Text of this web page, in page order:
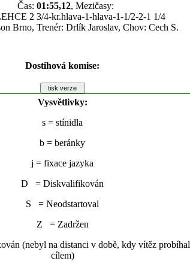
Čas: 01:55,12, Mezičasy:
2 3/4-kr.hlava-1-hlava-1-1/2-2-1 1/4
Brno, Trenér: Drlík Jaroslav, Chov: Cech S.
Dostihová komise:
Vysvětlivky:
s = stínidla
b = beránky
j = fixace jazyka
D = Diskvalifikován
S = Neodstartoval
Z = Zadržen
(nebyl na distanci v době, kdy vítěz probíhal
cílem)